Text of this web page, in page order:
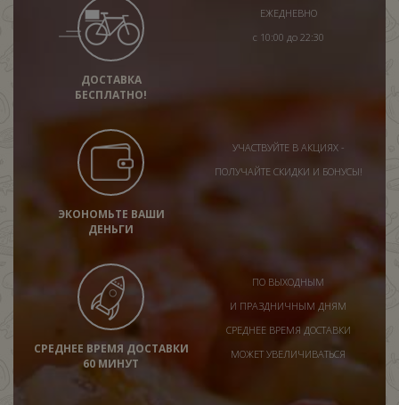
ДОСТАВКА
БЕСПЛАТНО!
ЕЖЕДНЕВНО
с 10:00 до 22:30
ЭКОНОМЬТЕ ВАШИ
ДЕНЬГИ
УЧАСТВУЙТЕ В АКЦИЯХ -
ПОЛУЧАЙТЕ СКИДКИ И БОНУСЫ!
СРЕДНЕЕ ВРЕМЯ ДОСТАВКИ
60 МИНУТ
ПО ВЫХОДНЫМ
И ПРАЗДНИЧНЫМ ДНЯМ
СРЕДНЕЕ ВРЕМЯ ДОСТАВКИ
МОЖЕТ УВЕЛИЧИВАТЬСЯ